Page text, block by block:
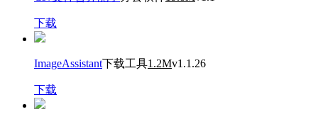
下载
ImageAssistant下载工具1.2Mv1.1.26
下载